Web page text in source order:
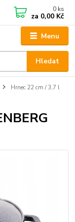
Menu
Hledat
0 ks
za 0,00 Kč
Hrnec 22 cm / 3,7 l